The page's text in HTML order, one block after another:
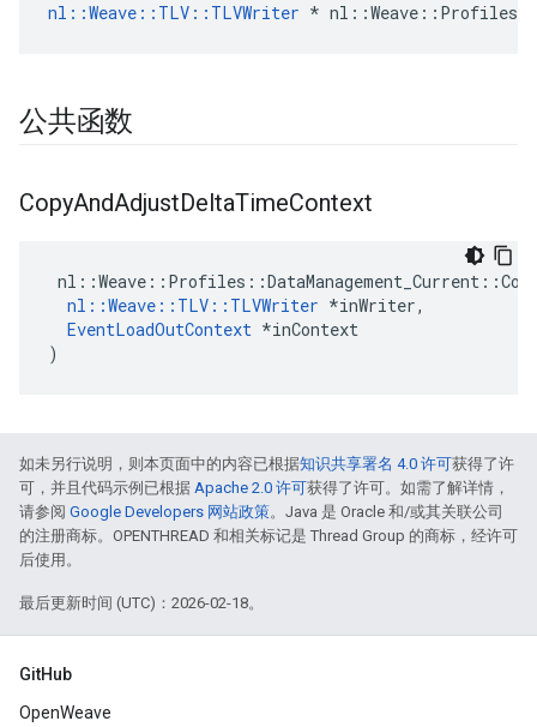
nl::Weave::TLV::TLVWriter *
公共函数
CopyAndAdjustDeltaTimeContext
nl::Weave::TLV::TLVWriter *inWriter,
EventLoadOutContext *inContext
)
如未另行说明，则本页面中的内容已根据知识共享署名 4.0 许可获得了许
可，并且代码示例已根据 Apache 2.0 许可获得了许可。如需了解详情，
请参阅 Google Developers 网站政策。Java 是 Oracle 和/或其关联公司
的注册商标。OPENTHREAD 和相关标记是 Thread Group 的商标，经许可
后使用。
最后更新时间 (UTC)：2026-02-18。
GitHub
OpenWeave